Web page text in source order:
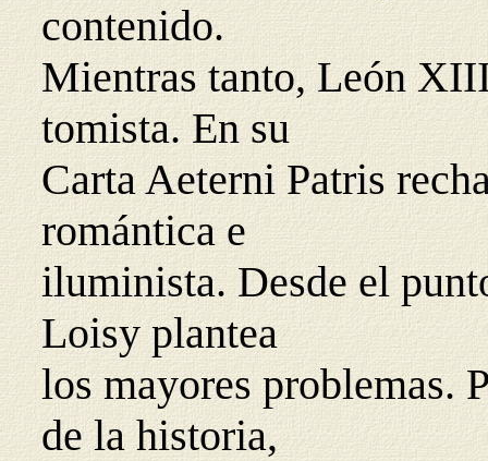
contenido.
Mientras tanto, León
tomista. En su
Carta Aeterni Patris
romántica e
iluminista. Desde el
Loisy plantea
los mayores problemas.
de la historia,